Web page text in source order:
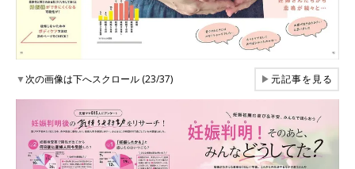
▼次の画像は下へスクロール (23/37) ▶元記事を見る